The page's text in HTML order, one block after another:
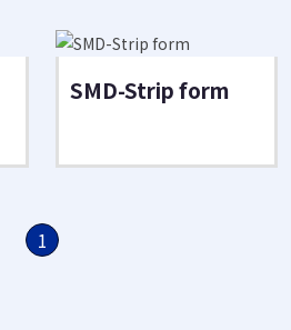
SMD-Strip form
1